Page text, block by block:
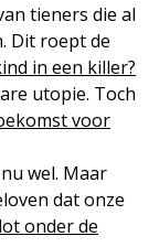
tieners die al
Dit roept de
in een killer?
utopie. Toch
voor
wel. Maar
dat onze
onder de